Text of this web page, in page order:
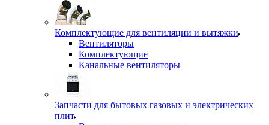
Комплектующие для вентиляции и вытяжки
Вентиляторы
Комплектующие
Канальные вентиляторы
Запчасти для бытовых газовых и электрических
плит